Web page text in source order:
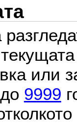
или
до 9999